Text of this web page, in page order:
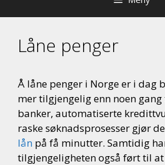
Låne penger
Å låne penger i Norge er i dag
mer tilgjengelig enn noen
banker, automatiserte
raske søknadsprosesser gjør
lån på få minutter. Samtidig
tilgjengeligheten også ført til